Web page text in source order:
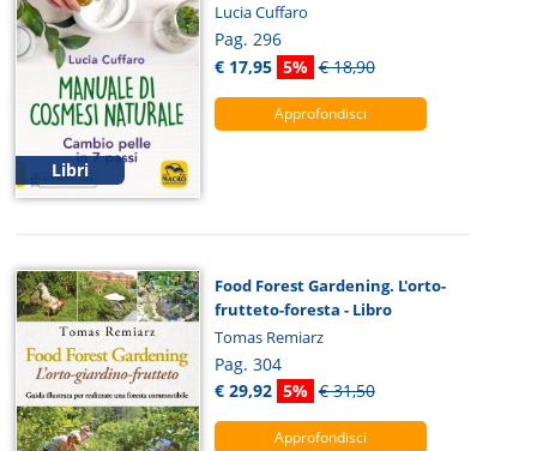
Libri
Lucia Cuffaro
Pag. 296
€ 17,95 5% € 18,90
Approfondisci
Food Forest Gardening. L'orto-
frutteto-foresta - Libro
Tomas Remiarz
Pag. 304
€ 29,92 5% € 31,50
Approfondisci